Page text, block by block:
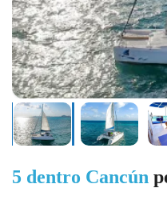
5 dentro Cancún